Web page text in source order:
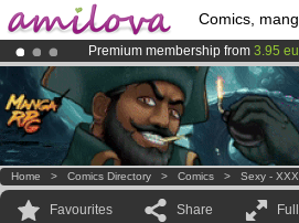
Comics,
Premium membership from 3.95
Already 100000membersand
AmilovaKickstarter is now LIVE!.
Home > Comics Directory > Comics > Sexy - XXX
Favourites Share